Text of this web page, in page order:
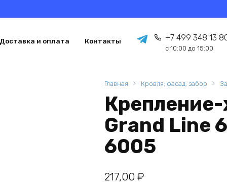
Доставка и оплата Контакты +7 499 348 13
с 10:00 до 15:00
Главная Кровля; фасад; забор
Крепление-
Grand Line
6005
217,00 ₽